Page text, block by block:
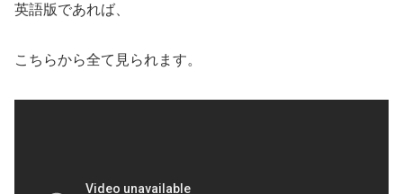
英語版であれば、
こちらから全て見られます。